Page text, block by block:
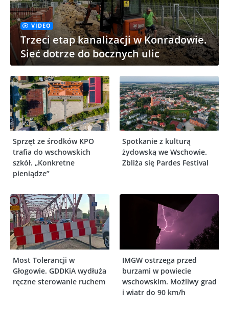
VIDEO
Trzeci etap kanalizacji w Konradowie.
Sieć dotrze do bocznych ulic
Sprzęt ze środków KPO
trafia do wschowskich
szkół. „Konkretne
pieniądze”
Spotkanie z kulturą
żydowską we Wschowie.
Zbliża się Pardes Festival
Most Tolerancji w
Głogowie. GDDKiA wydłuża
ręczne sterowanie ruchem
IMGW ostrzega przed
burzami w powiecie
wschowskim. Możliwy grad
i wiatr do 90 km/h